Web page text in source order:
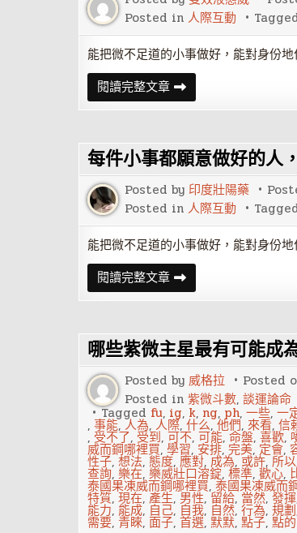
的
是
么？
測
測
看！
Posted in 人際互動
能把微不足道的小事做好，能對身份
閱讀完整文章每
件
小
願
意
做
好
的
人，
值
得
信
賴
每件小事都願意做好的人
Posted by 印度壯陽藥
Posted in 人際互動
能把微不足道的小事做好，能對身份
閱讀完整文章每
件
小
願
意
做
好
的
人，
就
值
得
信
賴
哪些紫微主星最有可能成
Posted by 威格拉 Posted
Posted in 紫微斗數, 談運論命
Tagged fu, ig, k, ng, ph, 一些, 一
, 事能,人為, 人際,什么,他們, 來看, 信
, 受不了, 受到, 可不,可能,命盤, 喜歡,
威而鋼哪裡買, 學習, 安排, 完美, 定會,
性子,想法, 態度, 應對,成為,或許,所以
查詢, 樂在, 樂威壯口溶錠,標準,歡心,
泰國果凍威而鋼哪裡買,泰國果凍威而
特質,現在,產生,男性,留給,當然,發揮
能力, 能成, 自己, 自我, 自然, 行為, 規劃
需要, 青睞, 面子, 首選, 默默, 點子, 點的